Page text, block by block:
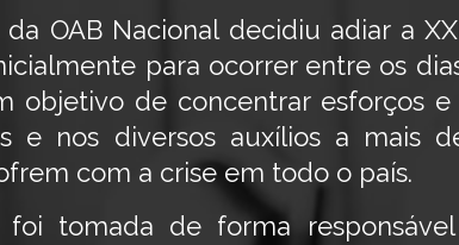
OAB Nacional decidiu adiar a
para ocorrer entre os
objetivo de concentrar esforços
e nos diversos auxílios a mais
com a crise em todo o país.
foi tomada de forma